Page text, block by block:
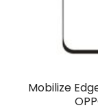
Mobilize